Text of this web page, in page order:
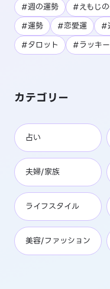
#週の運勢 #えもじ
#運勢
#恋愛運 #
#タロット
#ラッキ
カテゴリー
占い
夫婦/家族
ライフスタイル
美容/ファッション